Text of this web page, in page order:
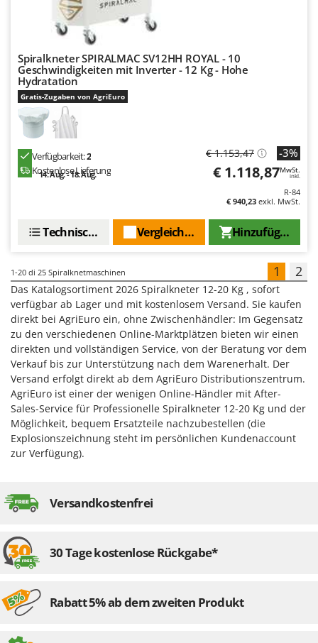
Spiralkneter SPIRALMAC SV12HH ROYAL - 10
Geschwindigkeiten mit Inverter - 12 Kg - Hohe
Hydratation
Gratis-Zugaben von AgriEuro
Verfügbarkeit:2
Kostenlose Lieferung
14. Aug. - 18. Aug.
€ 1.153,47 -3%
€ 1.118,87MwSt.
inkl.
R-84
€ 940,23 exkl. MwSt.
Hinzufügen
Vergleichen Sie
Technische Daten
1-20 di 25 Spiralknetmaschinen 1 2
Das Katalogsortiment 2026 Spiralkneter 12-20 Kg , sofort
verfügbar ab Lager und mit kostenlosem Versand. Sie kaufen
direkt bei AgriEuro ein, ohne Zwischenhändler: Im Gegensatz
zu den verschiedenen Online-Marktplätzen bieten wir einen
direkten und vollständigen Service, von der Beratung vor dem
Verkauf bis zur Unterstützung nach dem Warenerhalt. Der
Versand erfolgt direkt ab dem AgriEuro Distributionszentrum.
AgriEuro ist einer der wenigen Online-Händler mit After-
Sales-Service für Professionelle Spiralkneter 12-20 Kg und der
Möglichkeit, bequem Ersatzteile nachzubestellen (die
Explosionszeichnung steht im persönlichen Kundenaccount
zur Verfügung).
Versandkostenfrei
30 Tage kostenlose Rückgabe*
Rabatt 5% ab dem zweiten Produkt